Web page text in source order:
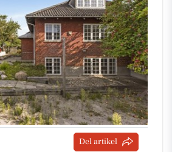
Del artikel